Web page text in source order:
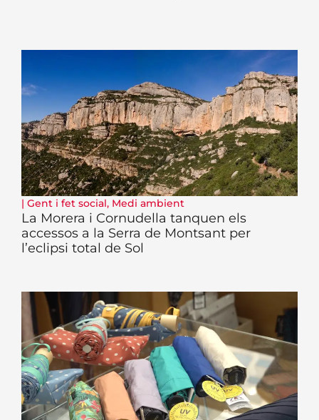
| Gent i fet social, Medi ambient
La Morera i Cornudella tanquen els
accessos a la Serra de Montsant per
l’eclipsi total de Sol